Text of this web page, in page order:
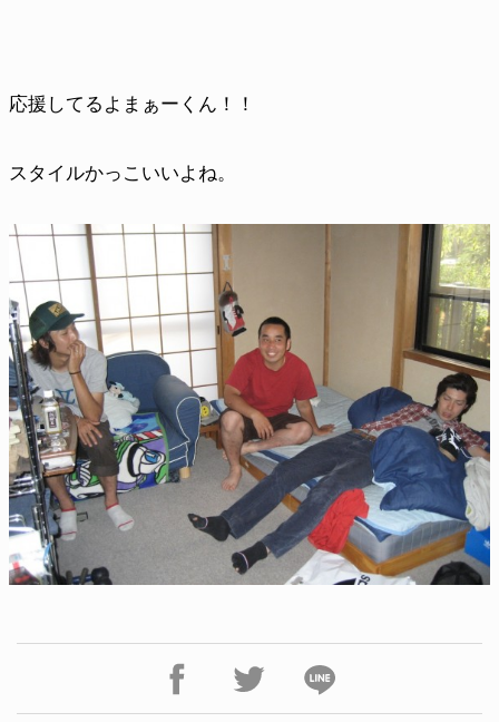
応援してるよまぁーくん！！
スタイルかっこいいよね。